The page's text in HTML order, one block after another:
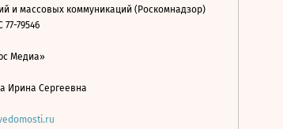
и массовых коммуникаций (Роскомнадзор)
79546
Медиа»
Ирина Сергеевна